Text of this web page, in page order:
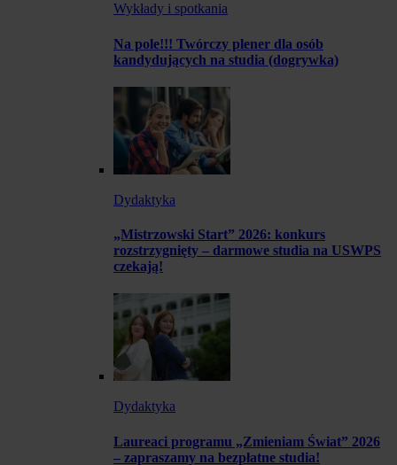
Wykłady i spotkania
Na pole!!! Twórczy plener dla osób
kandydujących na studia (dogrywka)
Dydaktyka
„Mistrzowski Start” 2026: konkurs
rozstrzygnięty – darmowe studia na USWPS
czekają!
Dydaktyka
Laureaci programu „Zmieniam Świat” 2026
– zapraszamy na bezpłatne studia!